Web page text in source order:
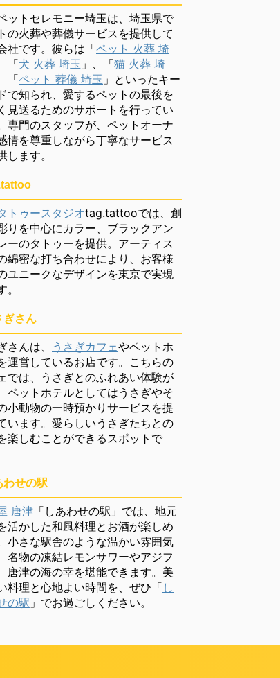
ットセレモニー埼玉は、埼玉県で
の火葬や葬儀サービスを提供して
社です。彼らは「ペット 火葬 埼
「犬 火葬 埼玉 」、「猫 火葬 埼
「ペット 葬儀 埼玉 」といったキー
で知られ、愛するペットの最後を
見送るためのサポートを行ってい
専門のスタッフが、ペットオーナ
情を尊重しながら丁寧なサービス
します。
トゥースタジオtag.tattooでは、創
りを中心にカラー、ブラックアン
ーのタトゥーを提供。アーティス
綿密な打ち合わせにより、お客様
ユニークなデザインを東京で実現
。
ぎさん
さんは、 うさぎカフェやペットホ
運営しているお店です。こちらの
では、うさぎとのふれあい体験が
ペットホテルとしてはうさぎやそ
小動物の一時預かりサービスを提
います。愛らしいうさぎたちとの
楽しむことができるスポットで
わせの駅
唐津 「しあわせの駅」では、地元
活かした和風料理とお酒が楽しめ
小さな駅舎のような温かい雰囲気
名物の凍結レモンサワーやアジフ
唐津の海の幸を堪能できます。美
料理と心地よい時間を、ぜひ「し
の駅 」でお過ごしください。